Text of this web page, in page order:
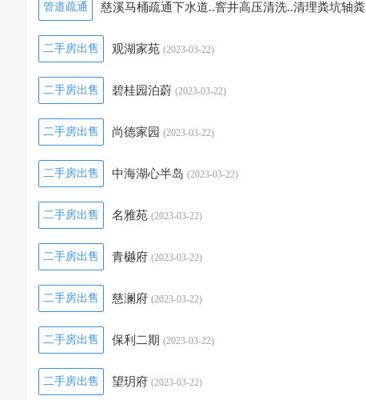
管道疏通 慈溪马桶疏通下水道..窨井高压清洗..清理粪坑轴粪
二手房出售 观湖家苑 (2023-03-22)
二手房出售 碧桂园泊蔚 (2023-03-22)
二手房出售 尚德家园 (2023-03-22)
二手房出售 中海湖心半岛 (2023-03-22)
二手房出售 名雅苑 (2023-03-22)
二手房出售 青樾府 (2023-03-22)
二手房出售 慈澜府 (2023-03-22)
二手房出售 保利二期 (2023-03-22)
二手房出售 望玥府 (2023-03-22)